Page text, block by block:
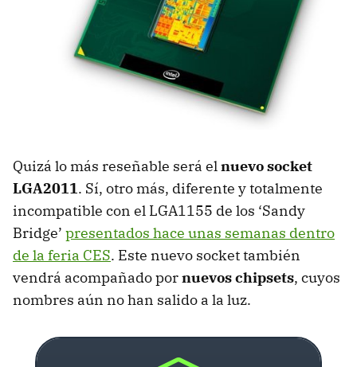
Quizá lo más reseñable será elnuevo socket
LGA2011. Sí, otro más, diferente y totalmente
incompatible con el LGA1155 de los ‘Sandy
Bridge’ presentados hace unas semanas dentro
de la feria CES. Este nuevo socket también
vendrá acompañado pornuevos chipsets, cuyos
nombres aún no han salido a la luz.